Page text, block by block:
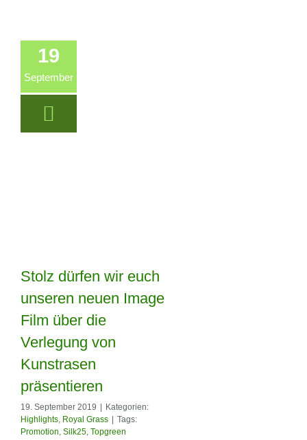
19
September
euch unseren
neuen Image Film
über die Verlegung
von Kunstrasen
präsentieren
Stolz dürfen wir euch
unseren neuen Image
Film über die
Verlegung von
Kunstrasen
präsentieren
19. September 2019
Kategorien:
Highlights, Royal Grass
Tags:
Promotion, Silk25, Topgreen